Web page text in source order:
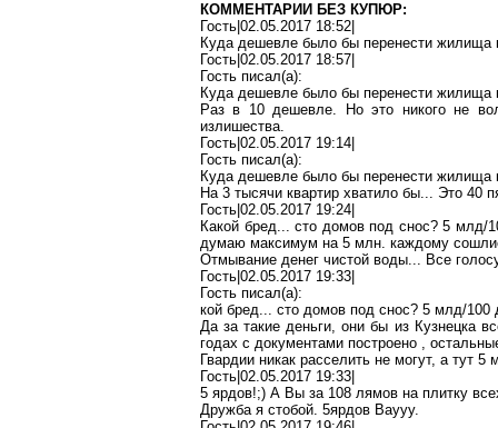
КОММЕНТАРИИ БЕЗ КУПЮР:
Гость|02.05.2017 18:52|
Куда дешевле было бы перенести жилища
Гость|02.05.2017 18:57|
Гость писал(a):
Куда дешевле было бы перенести жилища
Раз в 10 дешевле. Но это никого не
излишества.
Гость|02.05.2017 19:14|
Гость писал(a):
Куда дешевле было бы перенести жилища
На 3 тысячи квартир хватило бы... Это 40
Гость|02.05.2017 19:24|
Какой бред... сто домов под снос? 5млд/
думаю максимум на 5 млн. каждому
Отмывание денег чистой воды... Все
Гость|02.05.2017 19:33|
Гость писал(a):
кой бред... сто домов под снос? 5 млд/100
Да за такие деньги, они бы из Кузнецка
годах с документами построено ,
Гвардии никак расселить не могут, а тут
Гость|02.05.2017 19:33|
5 ярдов!;) А Вы за 108 лямов на плитку
Дружба я стобой. 5ярдов Ваууу.